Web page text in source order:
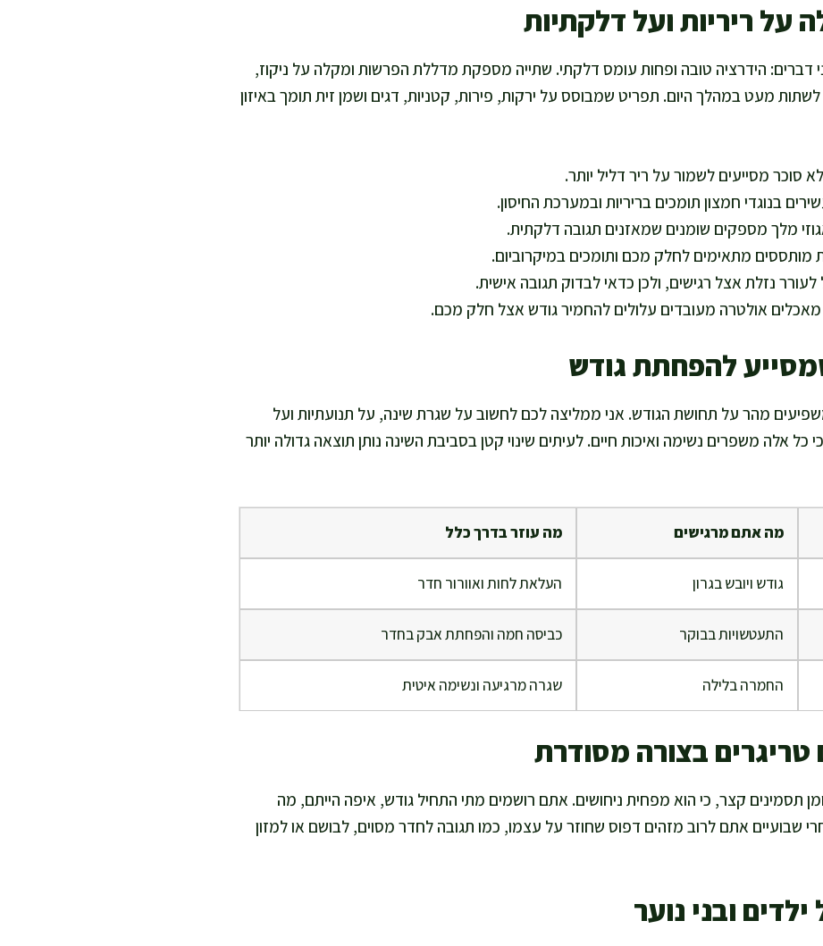
על ריריות ועל דלקתיות
דברים: הידרציה טובה ופחות עומס דלקתי. שתייה מספקת מדללת הפרשות ומקלה על ניקוז,
מעט במהלך היום. תפריט שמבוסס על ירקות, פירות, קטניות, דגים ושמן זית תומך באיזון
סוכר מסייעים לשמור על ריר דליל יותר.
בנוגדי חמצון תומכים בריריות ובמערכת החיסון.
מלך מספקים שומנים שמאזנים תגובה דלקתית.
מותססים מתאימים לחלק מכם ותומכים במיקרוביום.
לעורר נזלת אצל רגישים, ולכן כדאי לבדוק תגובה אישית.
מאכלים אולטרה מעובדים עלולים להחמיר גודש אצל חלק מכם.
להפחתת גודש
משפיעים מהר על תחושת הגודש. אני ממליצה לכם לחשוב על שגרת שינה, על תנועתיות ועל
אלה משפרים נשימה ואיכות חיים. לעיתים שינוי קטן בסביבת השינה נותן תוצאה גדולה יותר
מה אתם מרגישים מה עוזר בדרך כלל
גודש ויובש בגרון העלאת לחות ואוורור חדר
התעטשויות בבוקר כביסה חמה והפחתת אבק בחדר
החמרה בלילה שגרה מרגיעה ונשימה איטית
בצורה מסודרת
תסמינים קצר, כי הוא מפחית ניחושים. אתם רושמים מתי התחיל גודש, איפה הייתם, מה
שבועיים אתם לרוב מזהים דפוס שחוזר על עצמו, כמו תגובה לחדר מסוים, לבושם או למזון
ובני נוער